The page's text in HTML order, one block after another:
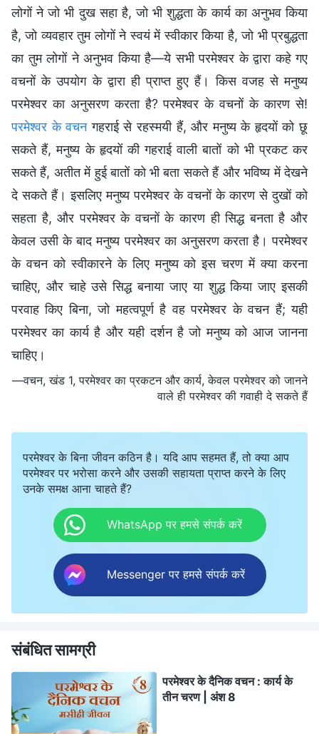
लोगों ने जो भी दुख सहा है, जो भी शुद्धता के कार्य का अनुभव किया
है, जो व्यवहार तुम लोगों ने स्वयं में स्वीकार किया है, जो भी प्रबुद्धता
का तुम लोगों ने अनुभव किया है—ये सभी परमेश्वर के द्वारा कहे गए
वचनों के उपयोग के द्वारा ही प्राप्त हुए हैं। किस वजह से मनुष्य
परमेश्वर का अनुसरण करता है? परमेश्वर के वचनों के कारण से!
परमेश्वर के वचनगहराई से रहस्मयी हैं, और मनुष्य के हृदयों को छू
सकते हैं, मनुष्य के हृदयों की गहराई वाली बातों को भी प्रकट कर
सकते हैं, अतीत में हुई बातों को भी बता सकते हैं और भविष्य में देखने
दे सकते हैं। इसलिए मनुष्य परमेश्वर के वचनों के कारण से दुखों को
सहता है, और परमेश्वर के वचनों के कारण ही सिद्ध बनता है और
केवल उसी के बाद मनुष्य परमेश्वर का अनुसरण करता है। परमेश्वर
के वचन को स्वीकारने के लिए मनुष्य को इस चरण में क्या करना
चाहिए, और चाहे उसे सिद्ध बनाया जाए या शुद्ध किया जाए इसकी
परवाह किए बिना, जो महत्वपूर्ण है वह परमेश्वर के वचन हैं; यही
परमेश्वर का कार्य है और यही दर्शन है जो मनुष्य को आज जानना
चाहिए।
—वचन, खंड 1, परमेश्वर का प्रकटन और कार्य, केवल परमेश्वर को जानने
वाले ही परमेश्वर की गवाही दे सकते हैं
परमेश्वर के बिना जीवन कठिन है। यदि आप सहमत हैं, तो क्या आप
परमेश्वर पर भरोसा करने और उसकी सहायता प्राप्त करने के लिए
उनके समक्ष आना चाहते हैं?
WhatsApp पर हमसे संपर्क करें
Messenger पर हमसे संपर्क करें
संबंधित सामग्री
परमेश्वर के दैनिक वचन : कार्य के
तीन चरण | अंश 8